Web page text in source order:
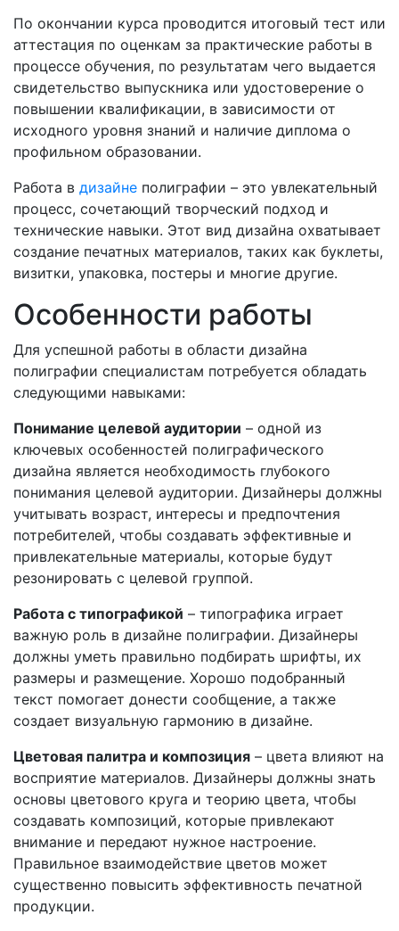
По окончании курса проводится итоговый тест или
аттестация по оценкам за практические работы в
процессе обучения, по результатам чего выдается
свидетельство выпускника или удостоверение о
повышении квалификации, в зависимости от
исходного уровня знаний и наличие диплома о
профильном образовании.
Работа в дизайне полиграфии – это увлекательный
процесс, сочетающий творческий подход и
технические навыки. Этот вид дизайна охватывает
создание печатных материалов, таких как буклеты,
визитки, упаковка, постеры и многие другие.
Особенности работы
Для успешной работы в области дизайна
полиграфии специалистам потребуется обладать
следующими навыками:
Понимание целевой аудитории – одной из
ключевых особенностей полиграфического
дизайна является необходимость глубокого
понимания целевой аудитории. Дизайнеры должны
учитывать возраст, интересы и предпочтения
потребителей, чтобы создавать эффективные и
привлекательные материалы, которые будут
резонировать с целевой группой.
Работа с типографикой – типографика играет
важную роль в дизайне полиграфии. Дизайнеры
должны уметь правильно подбирать шрифты, их
размеры и размещение. Хорошо подобранный
текст помогает донести сообщение, а также
создает визуальную гармонию в дизайне.
Цветовая палитра и композиция – цвета влияют на
восприятие материалов. Дизайнеры должны знать
основы цветового круга и теорию цвета, чтобы
создавать композиций, которые привлекают
внимание и передают нужное настроение.
Правильное взаимодействие цветов может
существенно повысить эффективность печатной
продукции.